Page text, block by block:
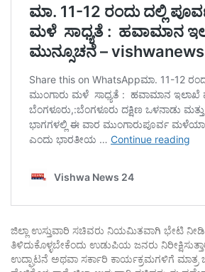
ಜಿಲ್ಲಾ ಉಸ್ತುವಾರಿ ಸಚಿವರು ನಿಯಮಿತವಾಗಿ ಭೇಟಿ ನೀಡಿ
ತಿಳಿದುಕೊಳ್ಳಬೇಕೆಂದು ಉಡುಪಿಯ ಜನರು
ಉದ್ಘಾಟನೆ ಅಥವಾ ಸರ್ಕಾರಿ ಕಾರ್ಯಕ್ರಮಗಳಿಗೆ ಮಾತ್ರ